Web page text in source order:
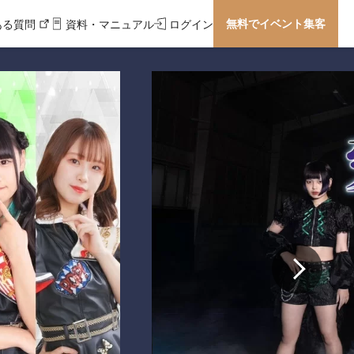
質問 資料・マニュアル ログイン 無料でイベント集客